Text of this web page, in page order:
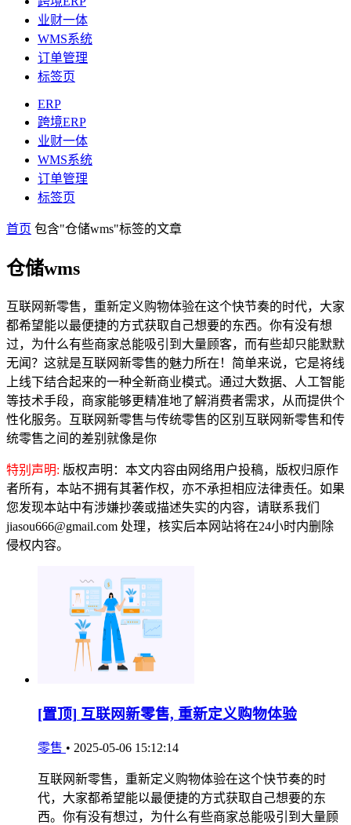
业财一体
WMS系统
订单管理
标签页
ERP
跨境ERP
业财一体
WMS系统
订单管理
标签页
首页 包含"仓储wms"标签的文章
仓储wms
互联网新零售，重新定义购物体验在这个快节奏的时代，大家
都希望能以最便捷的方式获取自己想要的东西。你有没有想
过，为什么有些商家总能吸引到大量顾客，而有些却只能默默
无闻？这就是互联网新零售的魅力所在！简单来说，它是将线
上线下结合起来的一种全新商业模式。通过大数据、人工智能
等技术手段，商家能够更精准地了解消费者需求，从而提供个
性化服务。互联网新零售与传统零售的区别互联网新零售和传
统零售之间的差别就像是你
特别声明: 版权声明：本文内容由网络用户投稿，版权归原作
者所有，本站不拥有其著作权，亦不承担相应法律责任。如果
您发现本站中有涉嫌抄袭或描述失实的内容，请联系我们
jiasou666@gmail.com 处理，核实后本网站将在24小时内删除
侵权内容。
[置顶] 互联网新零售, 重新定义购物体验
零售 • 2025-05-06 15:12:14
互联网新零售，重新定义购物体验在这个快节奏的时
代，大家都希望能以最便捷的方式获取自己想要的东
西。你有没有想过，为什么有些商家总能吸引到大量顾